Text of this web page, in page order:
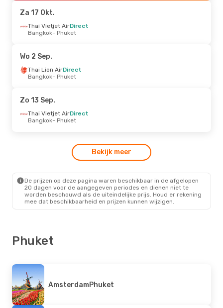
Phuket- Bangkok
Vr 25 Sep.- Ma 28 Sep.
Thai Vietjet Air
Phuket- Bangkok
Thai Vietjet Air
Bangkok- Phuket
Thai Lion Air Direct
Phuket- Bangkok
- Ma 2 Nov.
Direct
- Phuket
Za 17 Okt.
Thai Vietjet AirDirect
Bangkok- Phuket
Wo 2 Sep.
Thai Lion AirDirect
Bangkok- Phuket
Zo 13 Sep.
Thai Vietjet AirDirect
Bangkok- Phuket
Bekijk meer
De prijzen op deze pagina waren beschikbaar in de afgelopen
20 dagen voor de aangegeven periodes en dienen niet te
worden beschouwd als de uiteindelijke prijs. Houd er rekening
mee dat beschikbaarheid en prijzen kunnen wijzigen.
Phuket
AmsterdamPhuket